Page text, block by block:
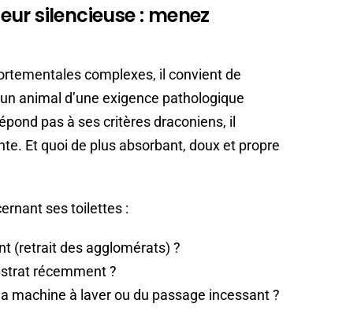
silencieuse : menez
complexes, il convient de
animal d’une exigence pathologique
pas à ses critères draconiens, il
Et quoi de plus absorbant, doux et propre
ses toilettes :
(retrait des agglomérats) ?
récemment ?
machine à laver ou du passage incessant ?